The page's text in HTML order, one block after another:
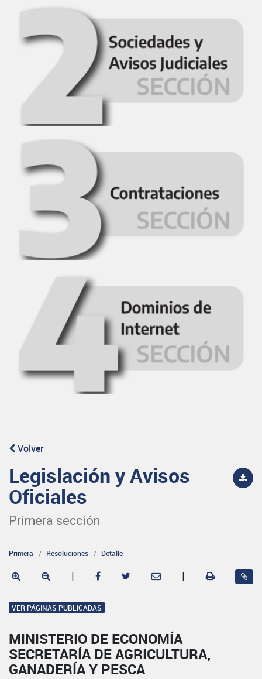
Volver
Legislación y Avisos
Oficiales
Primera sección
Primera Resoluciones Detalle
| |
VER PÁGINAS PUBLICADAS
MINISTERIO DE ECONOMÍA
SECRETARÍA DE AGRICULTURA,
GANADERÍA Y PESCA